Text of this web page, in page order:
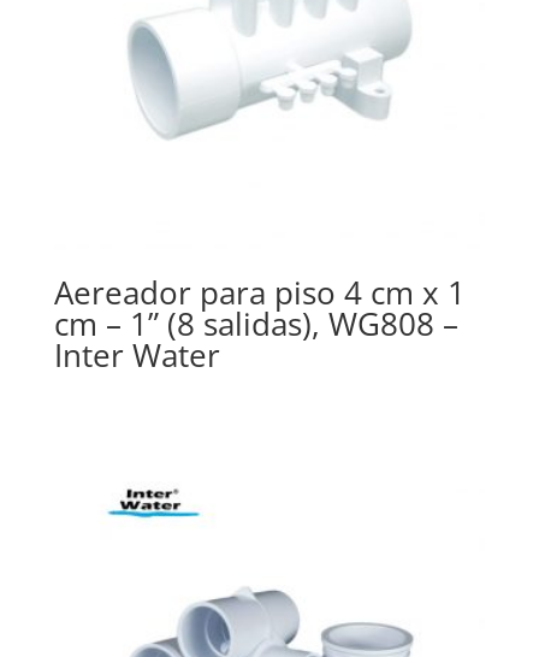
Aereador para piso 4 cm x 1
cm – 1” (8 salidas), WG808 –
Inter Water